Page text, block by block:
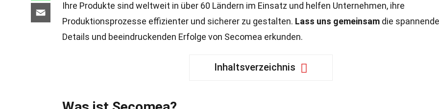
Ihre Produkte sind weltweit in über 60 Ländern im Einsatz und helfen Unternehmen, ihre
Produktionsprozesse effizienter und sicherer zu gestalten. Lass uns gemeinsam die
Details und beeindruckenden Erfolge von Secomea erkunden.
Inhaltsverzeichnis